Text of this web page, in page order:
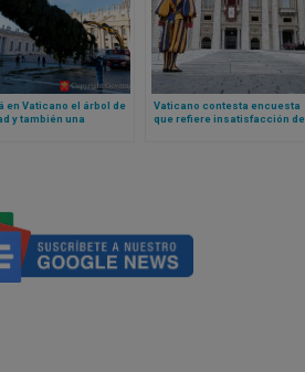
en Vaticano el árbol de
y también una
Vaticano contesta encuesta
que refiere insatisfacción de